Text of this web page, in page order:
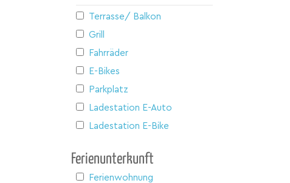
Terrasse/ Balkon
Grill
Fahrräder
E-Bikes
Parkplatz
Ladestation E-Auto
Ladestation E-Bike
Ferienunterkunft
Ferienwohnung